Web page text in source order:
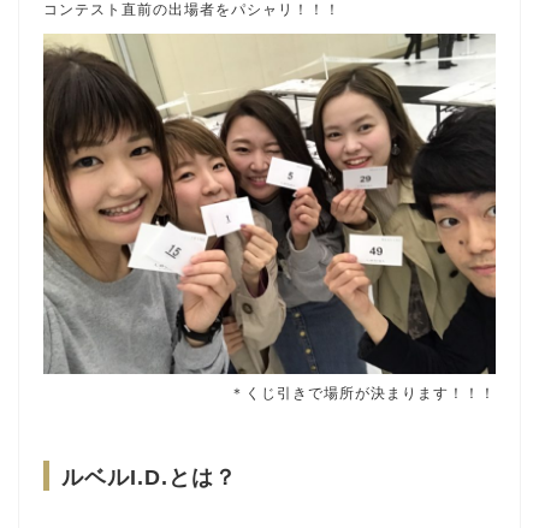
コンテスト直前の出場者をパシャリ！！！
＊くじ引きで場所が決まります！！！
ルベルI.D.とは？